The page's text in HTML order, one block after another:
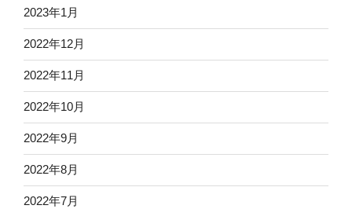
2023年1月
2022年12月
2022年11月
2022年10月
2022年9月
2022年8月
2022年7月